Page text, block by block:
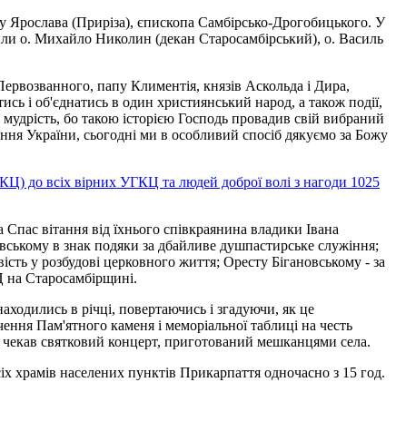
Ярослава (Приріза), єпископа Самбірсько-Дрогобицького. У
о. Михайло Николин (декан Старосамбірський), о. Василь
папу Климентія, князів Аскольда і Дира,
і об'єднатись в один християнський народ, а також події,
бо такою історією Господь провадив свій вибраний
України, сьогодні ми в особливий спосіб дякуємо за Божу
до всіх вірних УГКЦ та людей доброї волі з нагоди 1025
вітання від їхнього співкраянина владики Івана
в знак подяки за дбайливе душпастирське служіння;
у розбудові церковного життя; Оресту Бігановському - за
Старосамбірщині.
в річці, повертаючись і згадуючи, як це
Пам'ятного каменя і меморіальної таблиці на честь
святковий концерт, приготований мешканцями села.
населених пунктів Прикарпаття одночасно з 15 год.